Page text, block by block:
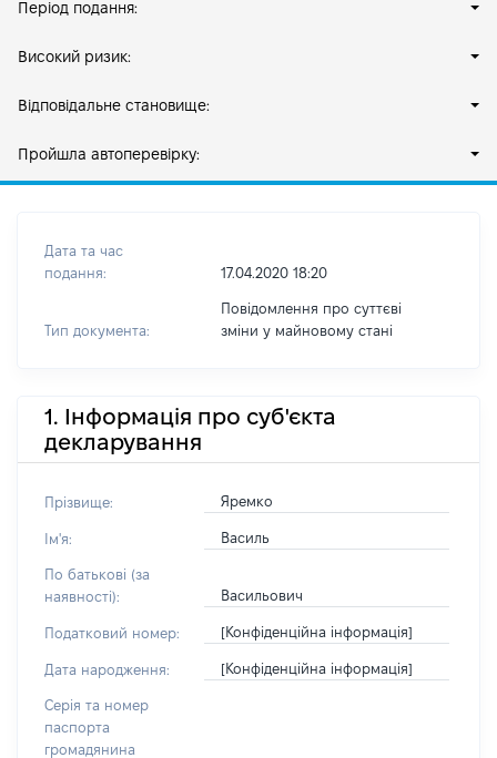
Період подання:
Високий ризик:
Відповідальне становище:
Пройшла автоперевірку:
Дата та час
подання:
17.04.2020 18:20
Тип документа:
Повідомлення про суттєві
зміни y майновому стані
1. Інформація про суб'єкта
декларування
Прізвище: Яремко
Ім'я: Василь
По батькові (за
наявності):
Васильович
Податковий номер: [Конфіденційна інформація]
Дата народження: [Конфіденційна інформація]
Серія та номер
паспорта
громадянина